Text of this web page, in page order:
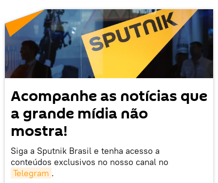
Acompanhe as notícias que
a grande mídia não
mostra!
Siga a Sputnik Brasil e tenha acesso a
conteúdos exclusivos no nosso canal no
Telegram .